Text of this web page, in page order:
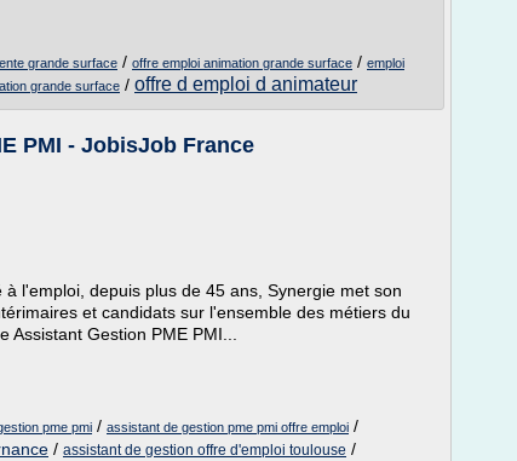
grande surface / offre emploi animation grande surface / emploi
grande surface / offre d emploi d animateur
PMI - JobisJob France
l'emploi, depuis plus de 45 ans, Synergie met son
et candidats sur l'ensemble des métiers du
Gestion PME PMI...
pme pmi / assistant de gestion pme pmi offre emploi /
/ assistant de gestion offre d'emploi toulouse /